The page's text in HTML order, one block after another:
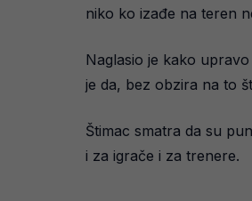
niko ko izađe na teren
Naglasio je kako
je da, bez obzira na to
Štimac smatra da su
i za igrače i za trenere.